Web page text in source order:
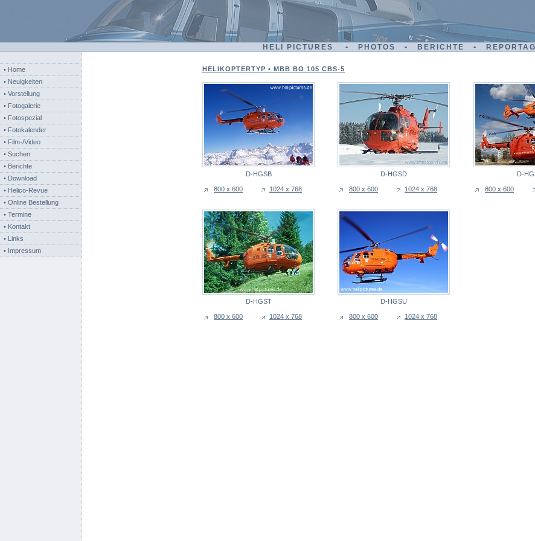
HELI PICTURES • PHOTOS • BERICHTE •
• Home
• Neuigkeiten
• Vorstellung
• Fotogalerie
• Fotospezial
• Fotokalender
• Film-/Video
• Suchen
• Berichte
• Download
• Helico-Revue
• Online Bestellung
• Termine
• Kontakt
• Links
• Impressum
HELIKOPTERTYP • MBB BO 105 CBS-5
D-HGSB
800 x 600 1024 x 768
D-HGSD
800 x 600 1024 x 768
D-
800 x 600
D-HGST
800 x 600 1024 x 768
D-HGSU
800 x 600 1024 x 768